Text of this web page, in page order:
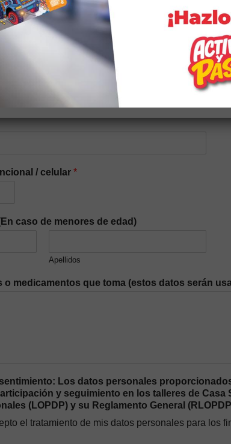
/ celular *
caso de menores de edad)
Apellidos
o medicamentos que toma (estos datos serán
Los datos personales
y seguimiento en los talleres de Casa
(LOPDP) y su Reglamento General
el tratamiento de mis datos personales para los